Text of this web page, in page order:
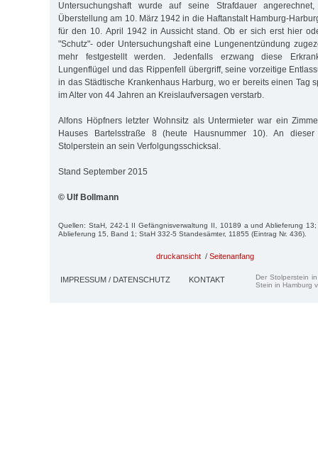
Untersuchungshaft wurde auf seine Strafdauer
Überstellung am 10. März 1942 in die Haftanstalt Hamburg-
für den 10. April 1942 in Aussicht stand. Ob er sich erst hier
"Schutz"- oder Untersuchungshaft eine Lungenentzündung
mehr festgestellt werden. Jedenfalls erzwang diese
Lungenflügel und das Rippenfell übergriff, seine vorzeitige
in das Städtische Krankenhaus Harburg, wo er bereits einen Tag
im Alter von 44 Jahren an Kreislaufversagen verstarb.
Alfons Höpfners letzter Wohnsitz als Untermieter war ein
Hauses Bartelsstraße 8 (heute Hausnummer 10). An
Stolperstein an sein Verfolgungsschicksal.
Stand September 2015
© Ulf Bollmann
Quellen: StaH, 242-1 II Gefängnisverwaltung II, 10189 a und Ablieferung
Ablieferung 15, Band 1; StaH 332-5 Standesämter, 11855 (Eintrag Nr. 436).
druckansicht / Seitenanfang
IMPRESSUM / DATENSCHUTZ KONTAKT
Der Stolperstein
Stein in Hamburg